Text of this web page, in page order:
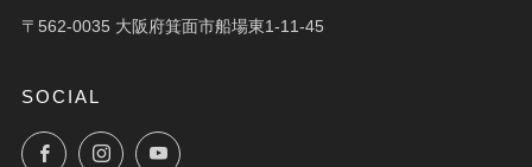
〒562-0035 大阪府箕面市船場東1-11-45
SOCIAL
FacebookInstagramYouTube